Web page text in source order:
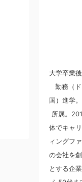
大学卒業
勤務（
国）進学
所属。
体でキャ
ィングフ
の会社を
とする企